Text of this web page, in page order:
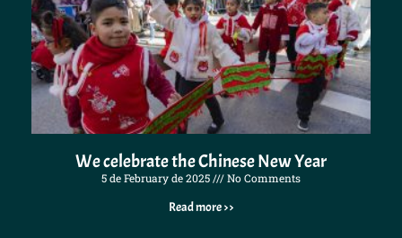
We celebrate the Chinese New Year
5 de February de 2025 No Comments
Read more >>